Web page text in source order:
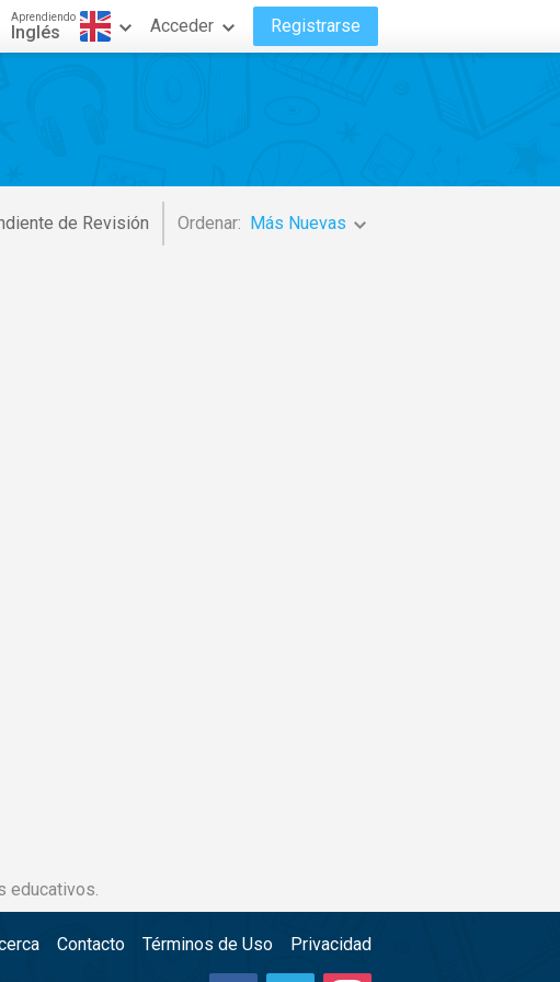
Aprendiendo
Inglés Acceder Registrarse
de Revisión Ordenar: Más Nuevas
educativos.
Contacto Términos de Uso Privacidad